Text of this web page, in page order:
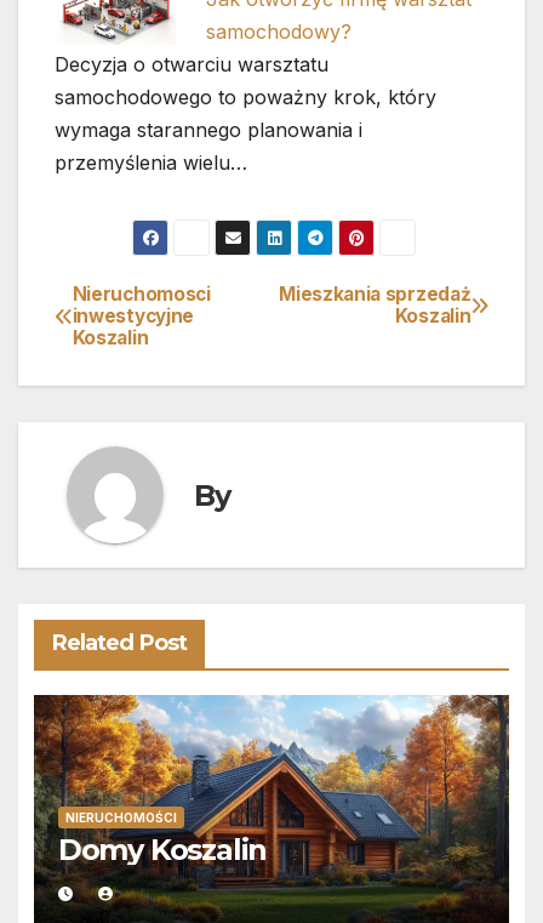
samochodowy?
Decyzja o otwarciu warsztatu
samochodowego to poważny krok, który
wymaga starannego planowania i
przemyślenia wielu…
Nawigacja
wpisu
Mieszkania sprzedaż
Koszalin
Nieruchomosci
inwestycyjne
Koszalin
By
Related Post
NIERUCHOMOŚCI
Domy Koszalin